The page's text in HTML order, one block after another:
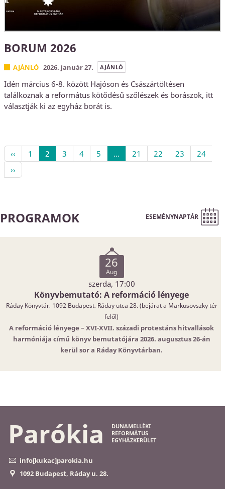
BORUM 2026
AJÁNLÓ 2026. január 27. AJÁNLÓ
Idén március 6-8. között Hajóson és Császártöltésen
találkoznak a református kötődésű szőlészek és borászok, itt
választják ki az egyház borát is.
‹‹ 1 2 3 4 5 ... 21 22 23
24
››
PROGRAMOK ESEMÉNYNAPTÁR
26
Aug
szerda, 17:00
Könyvbemutató: A reformáció lényege
Ráday Könyvtár, 1092 Budapest, Ráday utca 28. (bejárat a Markusovszky tér
felől)
A reformáció lényege – XVI-XVII. századi protestáns hitvallások
harmóniája című könyv bemutatójára 2026. augusztus 26-án
kerül sor a Ráday Könyvtárban.
Parókia
DUNAMELLÉKI
REFORMÁTUS
EGYHÁZKERÜLET
info[kukac]parokia.hu
1092 Budapest, Ráday u. 28.